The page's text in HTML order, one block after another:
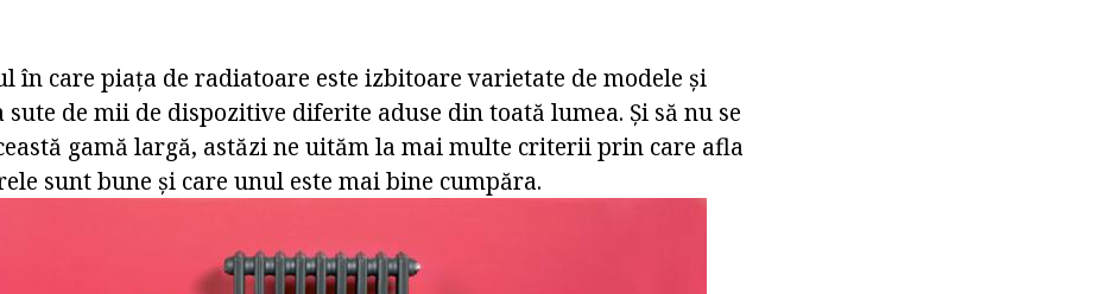
în care piața de radiatoare este izbitoare varietate de modele și
sute de mii de dispozitive diferite aduse din toată lumea. Și să nu se
gamă largă, astăzi ne uităm la mai multe criterii prin care afla
sunt bune și care unul este mai bine cumpăra.